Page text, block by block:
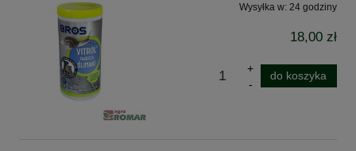
Wysyłka w: 24 godziny
18,00 zł
do koszyka